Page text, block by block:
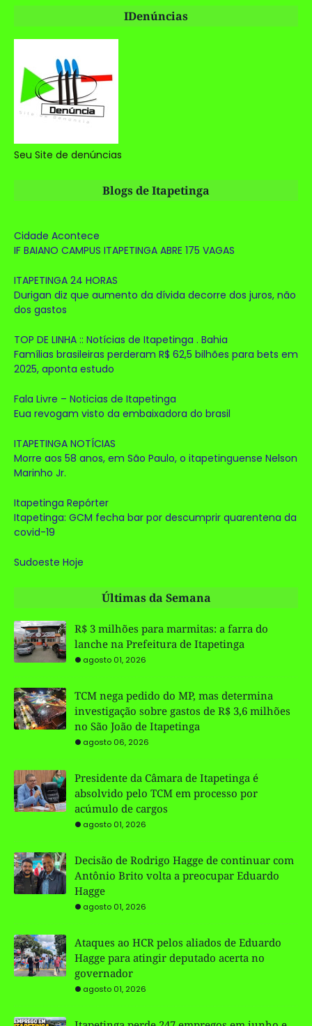
IDenúncias
Seu Site de denúncias
Blogs de Itapetinga
Cidade Acontece
IF BAIANO CAMPUS ITAPETINGA ABRE 175 VAGAS
ITAPETINGA 24 HORAS
Durigan diz que aumento da dívida decorre dos juros, não
dos gastos
TOP DE LINHA :: Notícias de Itapetinga . Bahia
Famílias brasileiras perderam R$ 62,5 bilhões para bets em
2025, aponta estudo
Fala Livre – Noticias de Itapetinga
Eua revogam visto da embaixadora do brasil
ITAPETINGA NOTÍCIAS
Morre aos 58 anos, em São Paulo, o itapetinguense Nelson
Marinho Jr.
Itapetinga Repórter
Itapetinga: GCM fecha bar por descumprir quarentena da
covid-19
Sudoeste Hoje
Últimas da Semana
R$ 3 milhões para marmitas: a farra do
lanche na Prefeitura de Itapetinga
agosto 01, 2026
TCM nega pedido do MP, mas determina
investigação sobre gastos de R$ 3,6 milhões
no São João de Itapetinga
agosto 06, 2026
Presidente da Câmara de Itapetinga é
absolvido pelo TCM em processo por
acúmulo de cargos
agosto 01, 2026
Decisão de Rodrigo Hagge de continuar com
Antônio Brito volta a preocupar Eduardo
Hagge
agosto 01, 2026
Ataques ao HCR pelos aliados de Eduardo
Hagge para atingir deputado acerta no
governador
agosto 01, 2026